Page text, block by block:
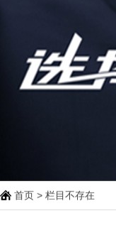
首页 > 栏目不存在